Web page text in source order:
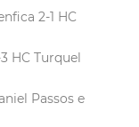
2-1 HC
HC Turquel
Passos e